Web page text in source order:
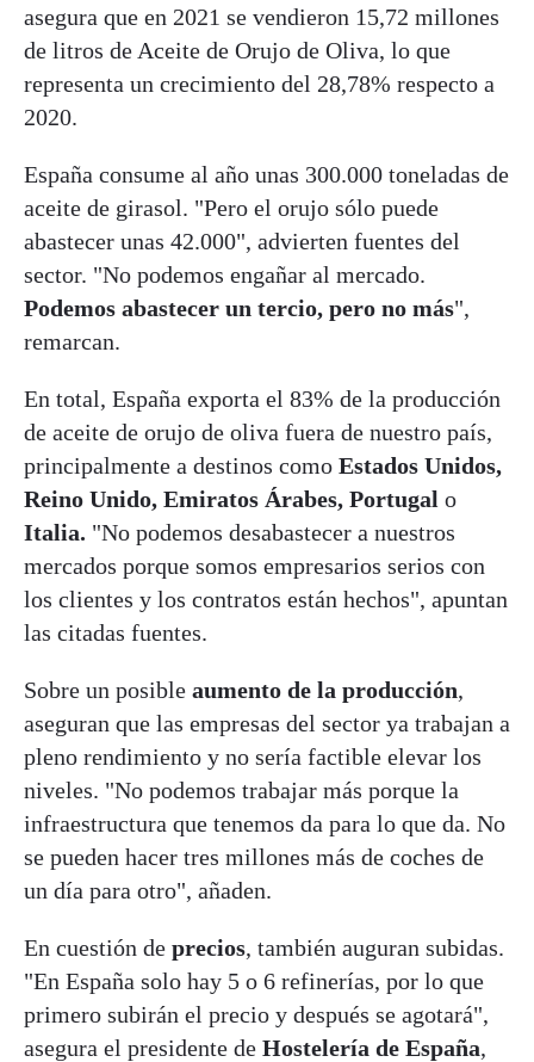
asegura que en 2021 se vendieron 15,72 millones
de litros de Aceite de Orujo de Oliva, lo que
representa un crecimiento del 28,78% respecto a
2020.
España consume al año unas 300.000 toneladas de
aceite de girasol. "Pero el orujo sólo puede
abastecer unas 42.000", advierten fuentes del
sector. "No podemos engañar al mercado.
Podemos abastecer un tercio, pero no más",
remarcan.
En total, España exporta el 83% de la producción
de aceite de orujo de oliva fuera de nuestro país,
principalmente a destinos como Estados Unidos,
Reino Unido, Emiratos Árabes, Portugal o
Italia. "No podemos desabastecer a nuestros
mercados porque somos empresarios serios con
los clientes y los contratos están hechos", apuntan
las citadas fuentes.
Sobre un posible aumento de la producción,
aseguran que las empresas del sector ya trabajan a
pleno rendimiento y no sería factible elevar los
niveles. "No podemos trabajar más porque la
infraestructura que tenemos da para lo que da. No
se pueden hacer tres millones más de coches de
un día para otro", añaden.
En cuestión de precios, también auguran subidas.
"En España solo hay 5 o 6 refinerías, por lo que
primero subirán el precio y después se agotará",
asegura el presidente de Hostelería de España,